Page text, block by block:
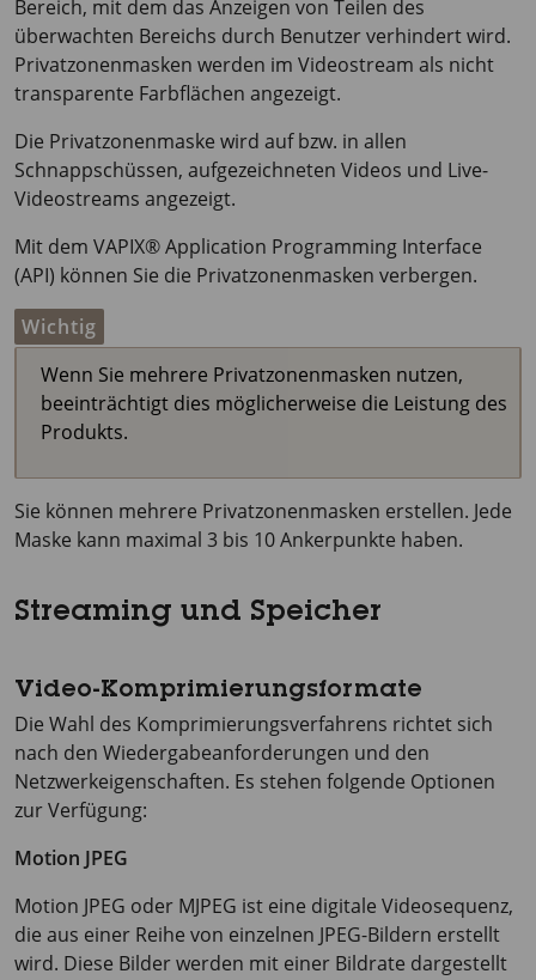
Bereich, mit dem das Anzeigen von Teilen des
überwachten Bereichs durch Benutzer verhindert wird.
Privatzonenmasken werden im Videostream als nicht
transparente Farbflächen angezeigt.
Die Privatzonenmaske wird auf bzw. in allen
Schnappschüssen, aufgezeichneten Videos und Live-
Videostreams angezeigt.
Mit dem VAPIX® Application Programming Interface
(API) können Sie die Privatzonenmasken verbergen.
Wichtig
Wenn Sie mehrere Privatzonenmasken nutzen,
beeinträchtigt dies möglicherweise die Leistung des
Produkts.
Sie können mehrere Privatzonenmasken erstellen. Jede
Maske kann maximal 3 bis 10 Ankerpunkte haben.
Streaming und Speicher
Video-Komprimierungsformate
Die Wahl des Komprimierungsverfahrens richtet sich
nach den Wiedergabeanforderungen und den
Netzwerkeigenschaften. Es stehen folgende Optionen
zur Verfügung:
Motion JPEG
Motion JPEG oder MJPEG ist eine digitale Videosequenz,
die aus einer Reihe von einzelnen JPEG-Bildern erstellt
wird. Diese Bilder werden mit einer Bildrate dargestellt